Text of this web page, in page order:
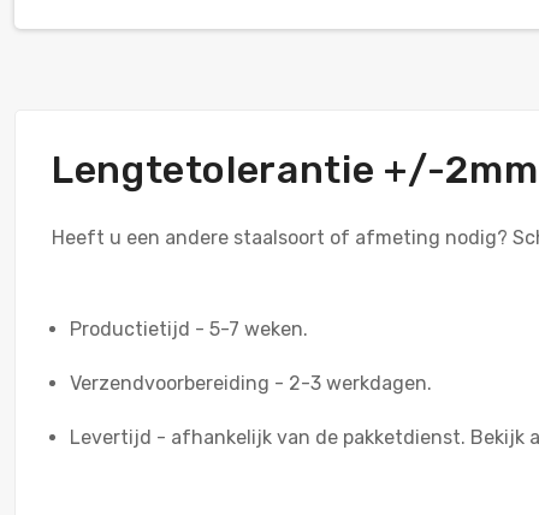
Lengtetolerantie +/-2mm
Heeft u een andere staalsoort of afmeting nodig?
Productietijd - 5-7 weken.
Verzendvoorbereiding - 2-3 werkdagen.
Levertijd - afhankelijk van de pakketdienst. Bekijk